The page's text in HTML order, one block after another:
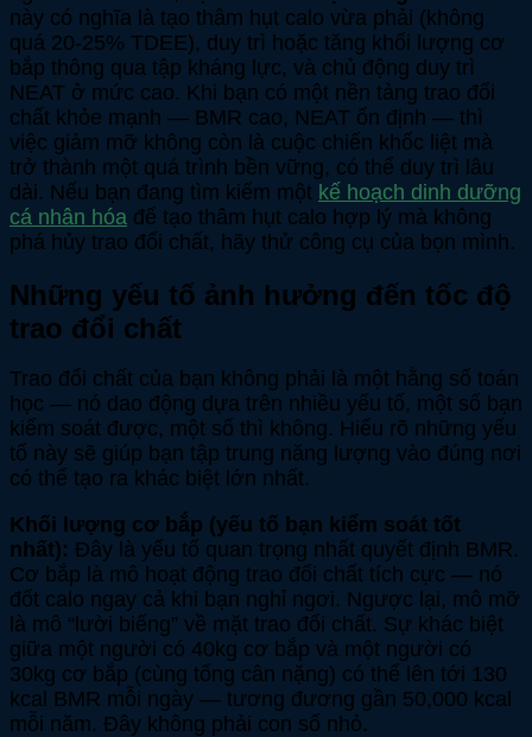
này có nghĩa là tạo thâm hụt calo vừa phải (không
quá 20-25% TDEE), duy trì hoặc tăng khối lượng cơ
bắp thông qua tập kháng lực, và chủ động duy trì
NEAT ở mức cao. Khi bạn có một nền tảng trao đổi
chất khỏe mạnh — BMR cao, NEAT ổn định — thì
việc giảm mỡ không còn là cuộc chiến khốc liệt mà
trở thành một quá trình bền vững, có thể duy trì lâu
dài. Nếu bạn đang tìm kiếm một kế hoạch dinh dưỡng
cá nhân hóa để tạo thâm hụt calo hợp lý mà không
phá hủy trao đổi chất, hãy thử công cụ của bọn mình.
Những yếu tố ảnh hưởng đến tốc độ
trao đổi chất
Trao đổi chất của bạn không phải là một hằng số toán
học — nó dao động dựa trên nhiều yếu tố, một số bạn
kiểm soát được, một số thì không. Hiểu rõ những yếu
tố này sẽ giúp bạn tập trung năng lượng vào đúng nơi
có thể tạo ra khác biệt lớn nhất.
Khối lượng cơ bắp (yếu tố bạn kiểm soát tốt
nhất): Đây là yếu tố quan trọng nhất quyết định BMR.
Cơ bắp là mô hoạt động trao đổi chất tích cực — nó
đốt calo ngay cả khi bạn nghỉ ngơi. Ngược lại, mô mỡ
là mô “lười biếng” về mặt trao đổi chất. Sự khác biệt
giữa một người có 40kg cơ bắp và một người có
30kg cơ bắp (cùng tổng cân nặng) có thể lên tới 130
kcal BMR mỗi ngày — tương đương gần 50,000 kcal
mỗi năm. Đây không phải con số nhỏ.